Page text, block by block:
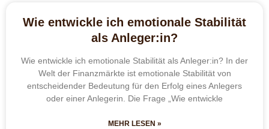
Wie entwickle ich emotionale Stabilität
als Anleger:in?
Wie entwickle ich emotionale Stabilität als Anleger:in? In der
Welt der Finanzmärkte ist emotionale Stabilität von
entscheidender Bedeutung für den Erfolg eines Anlegers
oder einer Anlegerin. Die Frage „Wie entwickle
MEHR LESEN »